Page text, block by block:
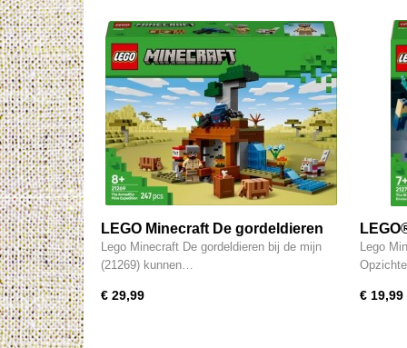
LEGO Minecraft De gordeldieren
bij de mijn - 21269
Lego Minecraft De gordeldieren bij de mijn
(21269) kunnen…
€ 29,99
met
Lego
€ 19,99